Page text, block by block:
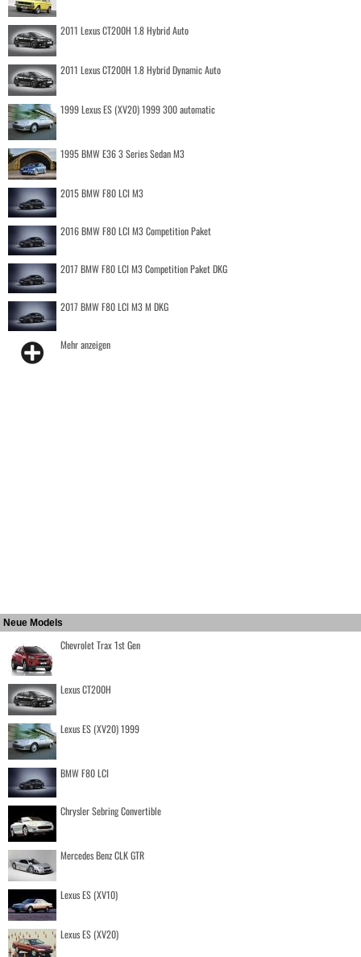
2011 Lexus CT200H 1.8 Hybrid Auto
2011 Lexus CT200H 1.8 Hybrid Dynamic Auto
1999 Lexus ES (XV20) 1999 300 automatic
1995 BMW E36 3 Series Sedan M3
2015 BMW F80 LCI M3
2016 BMW F80 LCI M3 Competition Paket
2017 BMW F80 LCI M3 Competition Paket DKG
2017 BMW F80 LCI M3 M DKG
Mehr anzeigen
Neue Models
Chevrolet Trax 1st Gen
Lexus CT200H
Lexus ES (XV20) 1999
BMW F80 LCI
Chrysler Sebring Convertible
Mercedes Benz CLK GTR
Lexus ES (XV10)
Lexus ES (XV20)